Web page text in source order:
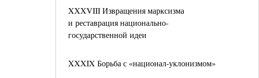
XXXVIII Извращения марксизма
и реставрация национально-
государственной идеи
XXXIX Борьба с «национал-уклонизмом»